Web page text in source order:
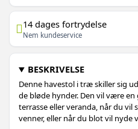
14 dages fortrydelse
Nem kundeservice
BESKRIVELSE
Denne havestol i træ skiller sig
de bløde hynder. Den vil være
terrasse eller veranda, når du vil
venner, eller når du blot vil nyde